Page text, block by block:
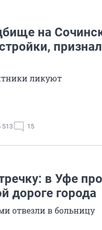
на
ликуют
513 15
в Уфе
дороге города
отвезли в больницу